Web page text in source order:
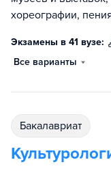
хореографии,
Экзамены в 41 вузе:
Все варианты
бакалавриат